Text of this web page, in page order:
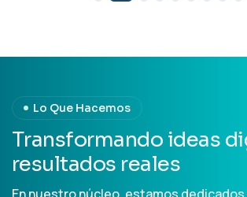
Lo Que Hacemos
Transformando ideas di
resultados reales